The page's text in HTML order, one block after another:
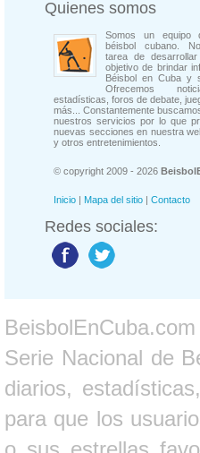
Quienes somos
Somos un equipo
béisbol cubano.
tarea de
objetivo de brindar
Béisbol en Cuba y
Ofrecemos
estadísticas, foros de debate,
más... Constantemente
nuestros servicios por lo que
nuevas secciones en nuestra
y otros entretenimientos.
© copyright 2009 - 2026
Inicio | Mapa del sitio | Contacto
Redes sociales:
Serie Nacional de
diarios,
para que los